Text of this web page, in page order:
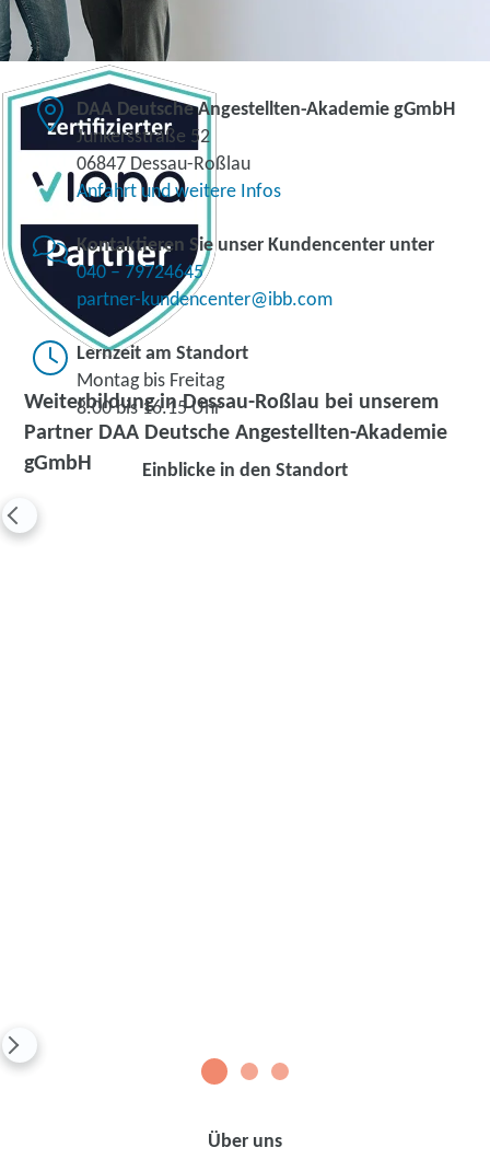
Weiterbildung in Dessau-Roßlau bei unserem
Partner DAA Deutsche Angestellten-Akademie
gGmbH
DAA Deutsche Angestellten-Akademie gGmbH
Junkersstraße 52
06847 Dessau-Roßlau
Anfahrt und weitere Infos
Kontaktieren Sie unser Kundencenter unter
040 – 79724645
partner-kundencenter@ibb.com
Lernzeit am Standort
Montag bis Freitag
8.00 bis 16.15 Uhr
Einblicke in den Standort
2 3
Über uns